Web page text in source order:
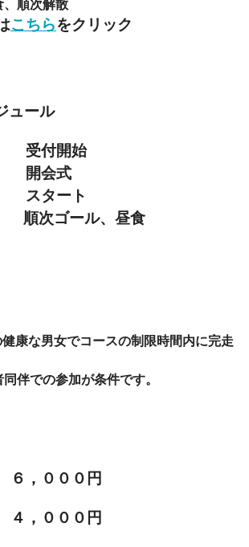
順次解散
こちらをクリック
ュール
受付開始
開会式
スタート
順次ゴール、昼食
康な男女でコースの制限時間内に完走
伴での参加が条件です。
６，０００円
，０００円